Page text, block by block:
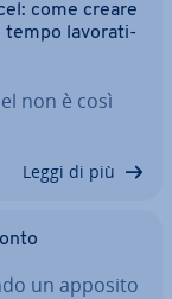
come creare
tempo la­vo­ra­ti­
non è così
Leggi di più
un apposito